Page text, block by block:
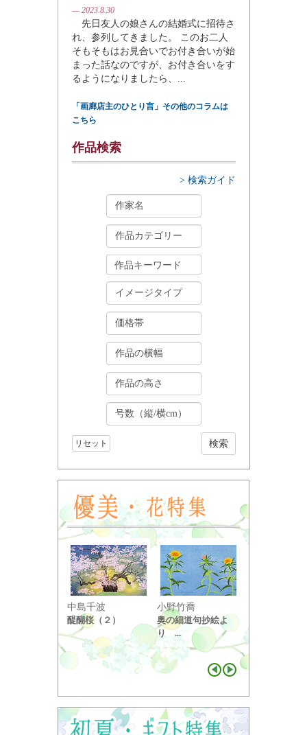
— 2023.8.30
先日友人の娘さんの結婚式に招待さ
れ、参列してきました。 このお二人
そもそもはお見合いでお付き合いが始
まった話なのですが、お付き合いをす
るようになりましたら、...
「画廊店主のひとり言」その他のコラムは
こちら
作品検索
> 検索ガイド
リセット
小野竹喬
奥の細道句抄絵よ
り ...
三岸節子
花 ヴェロンにて